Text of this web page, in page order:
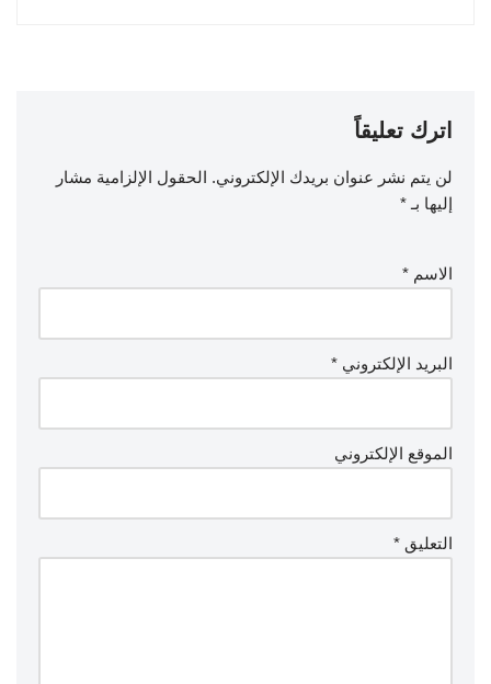
اترك تعليقاً
لن يتم نشر عنوان بريدك الإلكتروني. الحقول الإلزامية مشار
إليها بـ *
الاسم *
البريد الإلكتروني *
الموقع الإلكتروني
التعليق *